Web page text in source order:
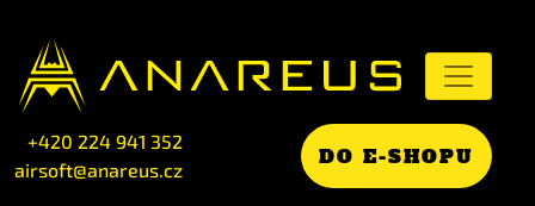
+420 224 941 352
airsoft@anareus.cz
DO E-SHOPU